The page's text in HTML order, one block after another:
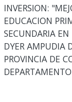
INVERSION:
EDUCACION
SECUNDARIA
DYER AMPUDIA
PROVINCIA DE